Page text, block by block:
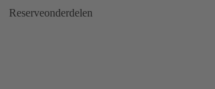
Reserveonderdelen